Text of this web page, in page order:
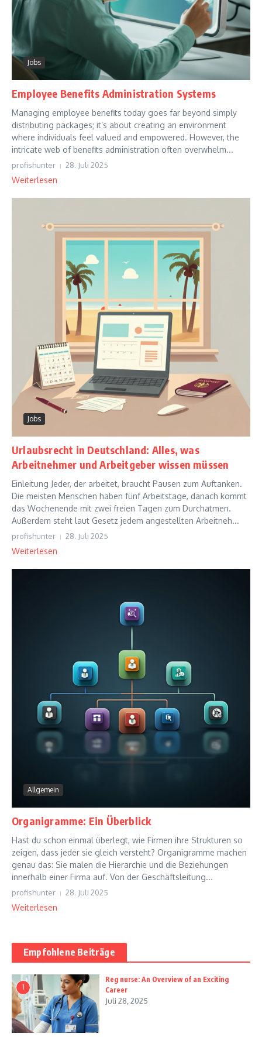
Jobs
Employee Benefits Administration Systems
Managing employee benefits today goes far beyond simply
distributing packages; it’s about creating an environment
where individuals feel valued and empowered. However, the
intricate web of benefits administration often overwhelm...
profishunter 28. Juli 2025
Weiterlesen
Jobs
Urlaubsrecht in Deutschland: Alles, was
Arbeitnehmer und Arbeitgeber wissen müssen
Einleitung Jeder, der arbeitet, braucht Pausen zum Auftanken.
Die meisten Menschen haben fünf Arbeitstage, danach kommt
das Wochenende mit zwei freien Tagen zum Durchatmen.
Außerdem steht laut Gesetz jedem angestellten Arbeitneh...
profishunter 28. Juli 2025
Weiterlesen
Allgemein
Organigramme: Ein Überblick
Hast du schon einmal überlegt, wie Firmen ihre Strukturen so
zeigen, dass jeder sie gleich versteht? Organigramme machen
genau das: Sie malen die Hierarchie und die Beziehungen
innerhalb einer Firma auf. Von der Geschäftsleitung...
profishunter 28. Juli 2025
Weiterlesen
Empfohlene Beiträge
1
Reg nurse: An Overview of an Exciting
Career
Juli 28, 2025